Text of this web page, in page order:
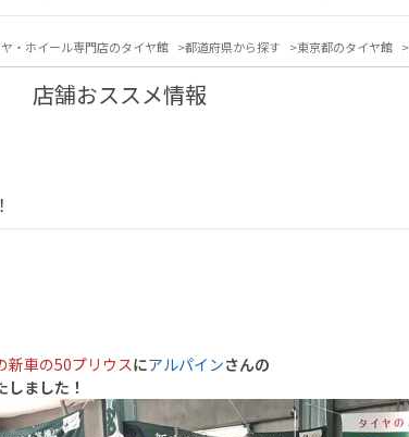
・ホイール専門店のタイヤ館 都道府県から探す 東京都のタイヤ館
店舗おススメ情報
新車の50プリウスにアルパインさんの
ました！